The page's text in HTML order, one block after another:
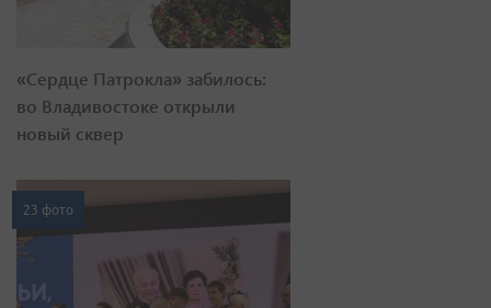
«Сердце Патрокла» забилось:
во Владивостоке открыли
новый сквер
23 фото